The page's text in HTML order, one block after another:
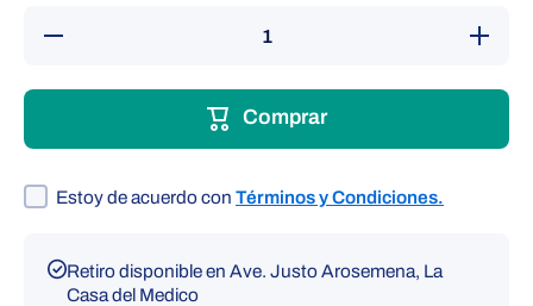
Reducir
cantidad
muñeca
universal
Comprar
Estoy de acuerdo con Términos y Condiciones.
Retiro disponible enAve. Justo Arosemena, La
Casa del Medico